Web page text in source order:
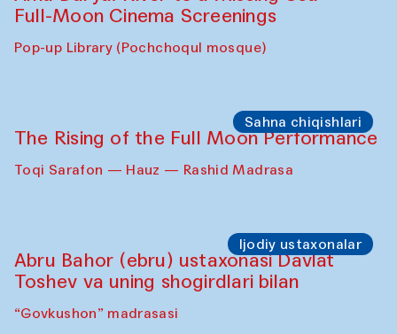
Full-Moon Cinema Screenings
Pop-up Library (Pochchoqul mosque)
Sahna chiqishlari
The Rising of the Full Moon Performance
Toqi Sarafon — Hauz — Rashid Madrasa
Ijodiy ustaxonalar
Abru Bahor (ebru) ustaxonasi Davlat
Toshev va uning shogirdlari bilan
“Govkushon” madrasasi